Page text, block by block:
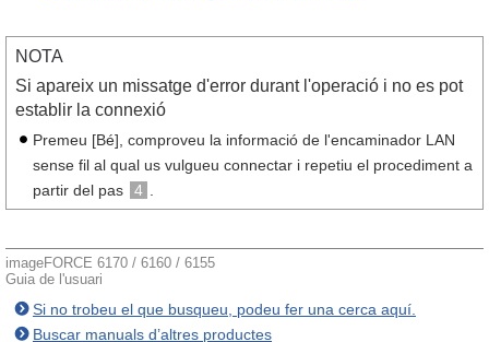
NOTA
Si apareix un missatge d'error durant l'operació i no es pot
establir la connexió
Premeu [Bé], comproveu la informació de l'encaminador LAN
sense fil al qual us vulgueu connectar i repetiu el procediment a
partir del pas
4
imageFORCE 6170 / 6160 / 6155
Guia de l'usuari
Si no trobeu el que busqueu, podeu fer una cerca aquí.
Buscar manuals d’altres productes